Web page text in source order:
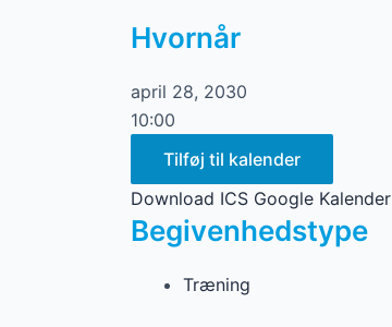
Hvornår
april 28, 2030
10:00
Tilføj til kalender
Download ICS Google Kalender
Begivenhedstype
Træning